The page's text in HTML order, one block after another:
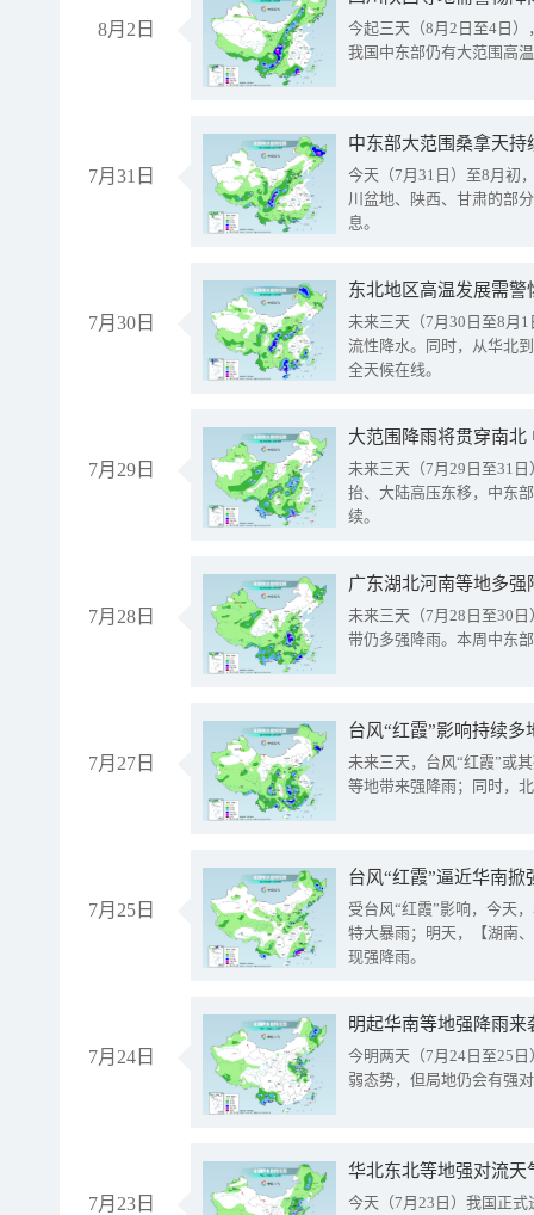
8月2日
今起三天（8月2日至4日
我国中东部仍有大范围高
7月31日
中东部大范围桑拿天
今天（7月31日）至8月初
川盆地、陕西、甘肃的部
息。
7月30日
东北地区高温发展需
未来三天（7月30日至8月
流性降水。同时，从华北
全天候在线。
7月29日
大范围降雨将贯穿南
未来三天（7月29日至31
抬、大陆高压东移，中东
续。
7月28日
广东湖北河南等地多
未来三天（7月28日至30
带仍多强降雨。本周中东
7月27日
台风“红霞”影响持续
未来三天，台风“红霞”或
等地带来强降雨；同时，
7月25日
台风“红霞”逼近华南
受台风“红霞”影响，今天
特大暴雨；明天，【湖南
现强降雨。
7月24日
明起华南等地强降雨
今明两天（7月24日至25
弱态势，但局地仍会有强
7月23日
华北东北等地强对流天
今天（7月23日）我国正